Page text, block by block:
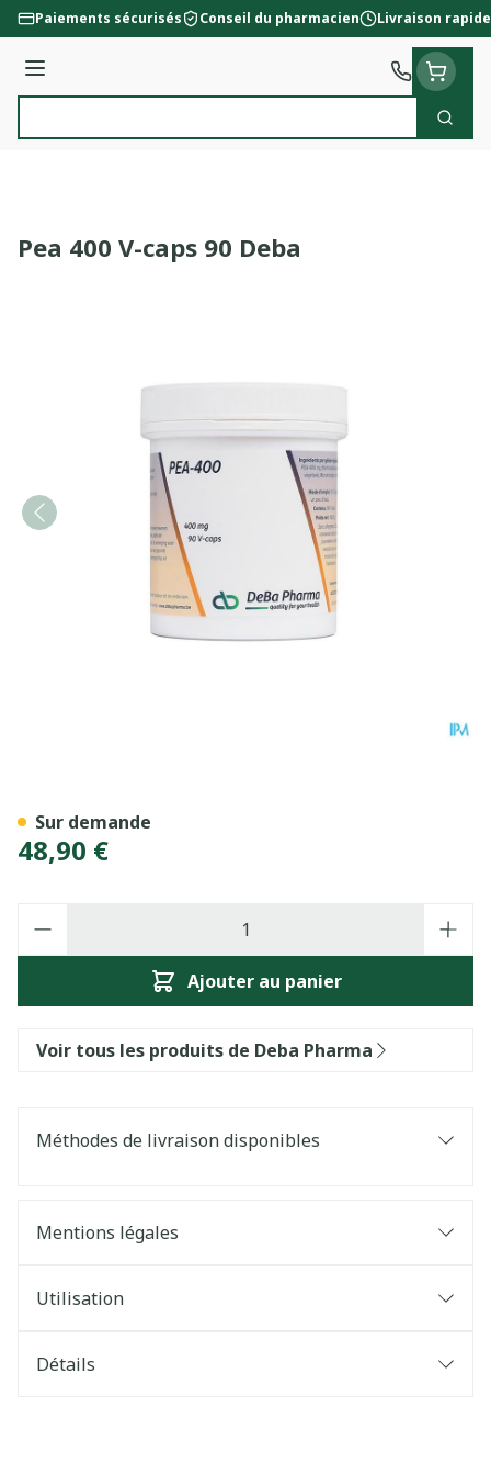
Aller au contenu
Paiements sécurisés Conseil du pharmacien Livraison rapide
Menu
Pea 400 V-caps 90 Deba
48,90 €
Ajouter au panier
Sur demande
Voir tous les produits de Deba Pharma
Méthodes de livraison disponibles
Mentions légales
Utilisation
Détails